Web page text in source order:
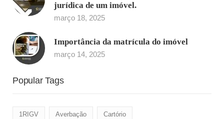
jurídica de um imóvel.
março 18, 2025
Importância da matrícula do imóvel
março 14, 2025
Popular Tags
1RIGV Averbação Cartório